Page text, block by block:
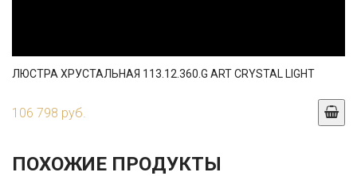
ЛЮСТРА ХРУСТАЛЬНАЯ 113.12.360.G ART CRYSTAL LIGHT
106 798 руб.
ПОХОЖИЕ ПРОДУКТЫ